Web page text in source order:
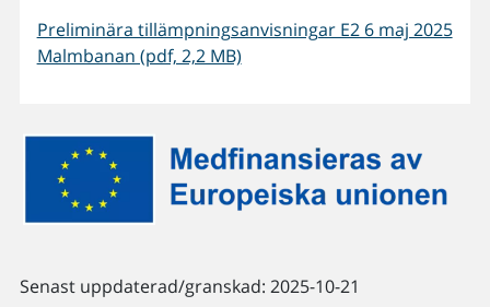
Preliminära tillämpningsanvisningar E2 6 maj 2025
Malmbanan (pdf, 2,2 MB)
Senast uppdaterad/granskad: 2025-10-21